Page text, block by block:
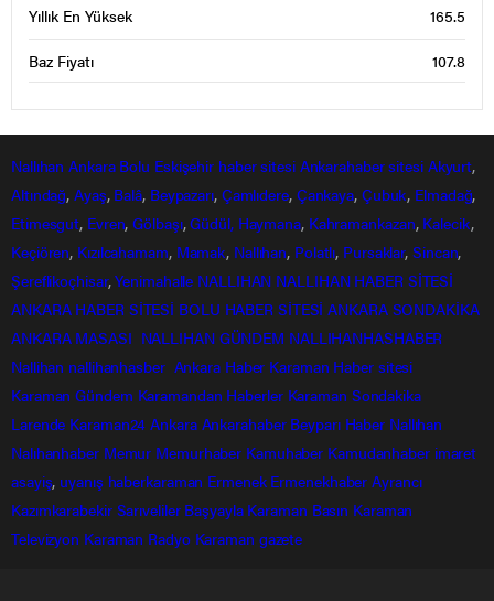
Yıllık En Yüksek 165.5
Baz Fiyatı 107.8
Nallıhan Ankara Bolu Eskişehir haber sitesi Ankarahabersitesi Akyurt,
Altındağ,Ayaş, Balâ, Beypazarı, Çamlıdere, Çankaya, Çubuk, Elmadağ,
Etimesgut, Evren,Gölbaşı,Güdül, Haymana, Kahramankazan, Kalecik,
Keçiören, Kızılcahamam, Mamak, Nallıhan, Polatlı, Pursaklar,Sincan,
Şereflikoçhisar,Yenimahalle NALLIHAN NALLIHAN HABER SİTESİ
ANKARA HABER SİTESİ BOLU HABER SİTESİ ANKARA SONDAKİKA
ANKARA MASASI NALLIHAN GÜNDEM NALLIHANHASHABER
Nallihan nallihanhasber Ankara Haber Karaman Haber sitesi
Karaman Gündem Karamandan Haberler Karaman Sondakika
Larende Karaman24 Ankara Ankarahaber Beyparı Haber Nallıhan
Nalıhanhaber Memur Memurhaber Kamuhaber Kamudanhaber imaret
asayiş, uyanış haberkaraman Ermenek Ermenekhaber Ayrancı
Kazımkarabekir Sarıveliler Başyayla Karaman Basın Karaman
Televizyon Karaman Radyo Karaman gazete